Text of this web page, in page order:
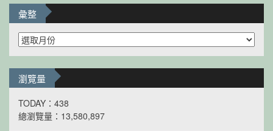
彙整
彙
整
瀏覽量
TODAY：438
總瀏覽量：13,580,897